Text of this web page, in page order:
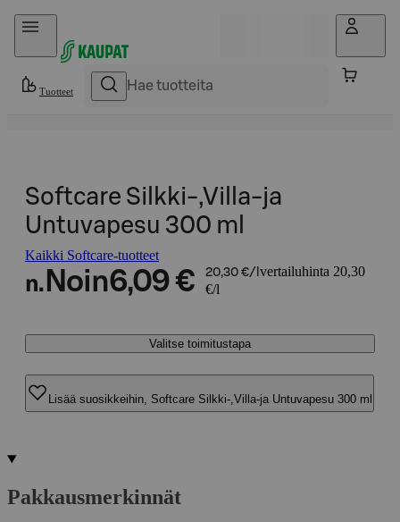
Hyppää sisältöön
Tuotteet
Softcare Silkki-,Villa-ja
Untuvapesu 300 ml
Kaikki Softcare-tuotteet
n. Noin6,09 € 20,30 €/l vertailuhinta 20,30
€/l
Valitse toimitustapa
Lisää suosikkeihin, Softcare Silkki-,Villa-ja Untuvapesu 300 ml
Pakkausmerkinnät